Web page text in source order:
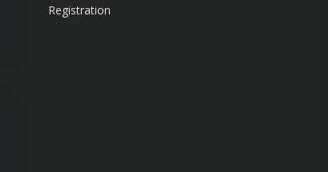
Registration